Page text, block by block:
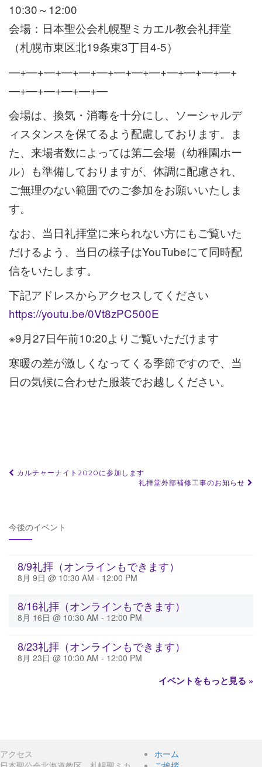
10:30～12:00
会場：日本聖公会札幌聖ミカエル教会礼拝堂
（札幌市東区北19条東3丁目4-5）
—+—+—+—+—+—+—+—+—+—+—+—+—+
—+—+—+—+—+—
会場は、換気・消毒を十分にし、ソーシャルデ
ィスタンスを保てるよう配慮しております。ま
た、来場者数によっては第二会場（幼稚園ホー
ル）も準備しておりますが、体調に配慮され、
ご無理のない範囲でのご参加をお願いいたしま
す。
なお、当日礼拝堂に来られない方にもご覧いた
だけるよう、当日の様子はYouTubeにて同時配
信をいたします。
下記アドレスからアクセスしてください
https://youtu.be/0Vt8zPC500E
※9月27日午前10:20よりご覧いただけます
寒暖の差が激しくなってくる季節ですので、当
日の気候に合わせた服装でお越しください。
投
ナ
ビ
ゲ
ー
シ
ョ
ン
カルチャーナイト2020に参加します
礼拝堂外部補修工事のお知らせ
今後のイベント
8/9礼拝（オンラインもできます）
8月 9日 @ 10:30 AM - 12:00 PM
8/16礼拝（オンラインもできます）
8月 16日 @ 10:30 AM - 12:00 PM
8/23礼拝（オンラインもできます）
8月 23日 @ 10:30 AM - 12:00 PM
イベントをもっと見る »
アクセス
ホーム